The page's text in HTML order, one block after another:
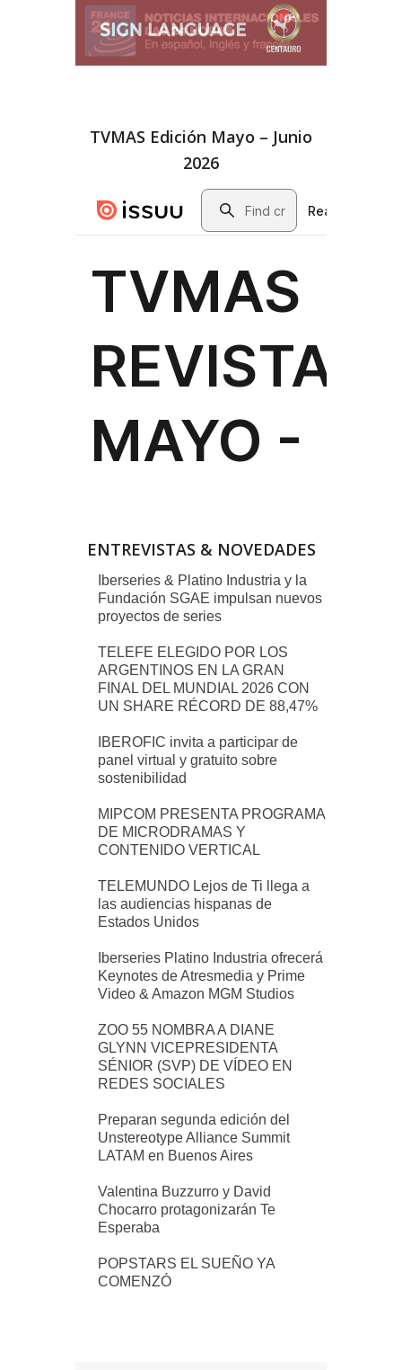
TVMAS Edición Mayo – Junio
2026
ENTREVISTAS & NOVEDADES
Iberseries & Platino Industria y la
Fundación SGAE impulsan nuevos
proyectos de series
TELEFE ELEGIDO POR LOS
ARGENTINOS EN LA GRAN
FINAL DEL MUNDIAL 2026 CON
UN SHARE RÉCORD DE 88,47%
IBEROFIC invita a participar de
panel virtual y gratuito sobre
sostenibilidad
MIPCOM PRESENTA PROGRAMA
DE MICRODRAMAS Y
CONTENIDO VERTICAL
TELEMUNDO Lejos de Ti llega a
las audiencias hispanas de
Estados Unidos
Iberseries Platino Industria ofrecerá
Keynotes de Atresmedia y Prime
Video & Amazon MGM Studios
ZOO 55 NOMBRA A DIANE
GLYNN VICEPRESIDENTA
SÉNIOR (SVP) DE VÍDEO EN
REDES SOCIALES
Preparan segunda edición del
Unstereotype Alliance Summit
LATAM en Buenos Aires
Valentina Buzzurro y David
Chocarro protagonizarán Te
Esperaba
POPSTARS EL SUEÑO YA
COMENZÓ